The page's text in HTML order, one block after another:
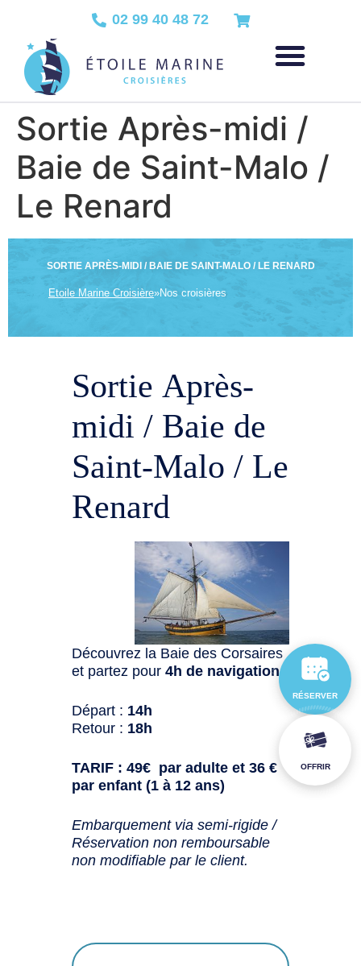
02 99 40 48 72
Sortie Après-midi /
Baie de Saint-Malo /
Le Renard
SORTIE APRÈS-MIDI / BAIE DE SAINT-MALO / LE RENARD
Etoile Marine Croisière»Nos croisières
Sortie Après-
midi / Baie de
Saint-Malo / Le
Renard
Découvrez la Baie des Corsaires
et partez pour4h de navigation:
Départ : 14h
Retour : 18h
TARIF : 49€ par adulte et 36 €
par enfant (1 à 12 ans)
Embarquement via semi-rigide /
Réservation non remboursable
non modifiable par le client.
RÉSERVER
OFFRIR